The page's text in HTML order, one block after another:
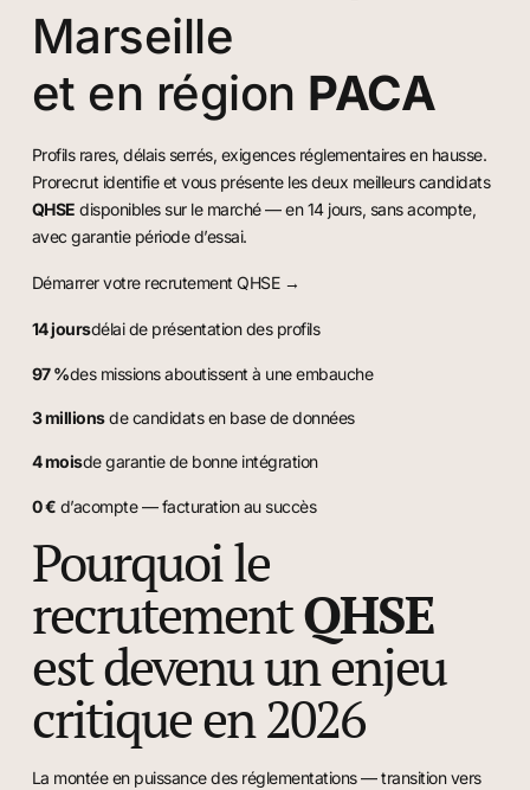
Marseille
et en région PACA
Profils rares, délais serrés, exigences réglementaires en hausse.
Prorecrut identifie et vous présente les deux meilleurs candidats
QHSE disponibles sur le marché — en 14 jours, sans acompte,
avec garantie période d’essai.
Démarrer votre recrutement QHSE →
14 joursdélai de présentation des profils
97 %des missions aboutissent à une embauche
3 millionsde candidats en base de données
4 moisde garantie de bonne intégration
0 € d’acompte — facturation au succès
Pourquoi le
recrutementQHSE
est devenu un enjeu
critique en 2026
La montée en puissance des réglementations — transition vers